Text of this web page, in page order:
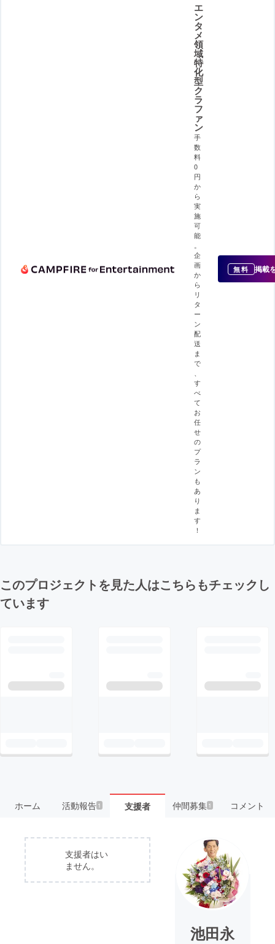
エ
ン
タ
メ
領
域
特
化
型
ク
ラ
フ
ァ
ン
手
数
料
0
円
か
ら
実
施
可
能
。
企
画
か
ら
リ
タ
ー
ン
配
送
ま
で
、
す
べ
て
お
任
せ
の
プ
ラ
ン
も
あ
り
ま
す
！
無料 掲載
このプロジェクトを見た人はこちらもチェックし
ています
ホーム 活動報告1 支援者 仲間募集 1 コメント
支援者はい
ません。
池田永